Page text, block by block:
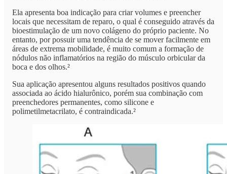
Ela apresenta boa indicação para criar volumes e preencher
locais que necessitam de reparo, o qual é conseguido através da
bioestimulação de um novo colágeno do próprio paciente. No
entanto, por possuir uma tendência de se mover facilmente em
áreas de extrema mobilidade, é muito comum a formação de
nódulos não inflamatórios na região do músculo orbicular da
boca e dos olhos.²
Sua aplicação apresentou alguns resultados positivos quando
associada ao ácido hialurônico, porém sua combinação com
preenchedores permanentes, como silicone e
polimetilmetacrilato, é contraindicada.²